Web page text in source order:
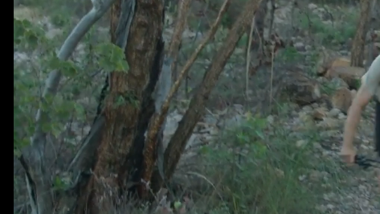
的地
特米魯克國家公園
gorges and epic adventures
- Add to my trip